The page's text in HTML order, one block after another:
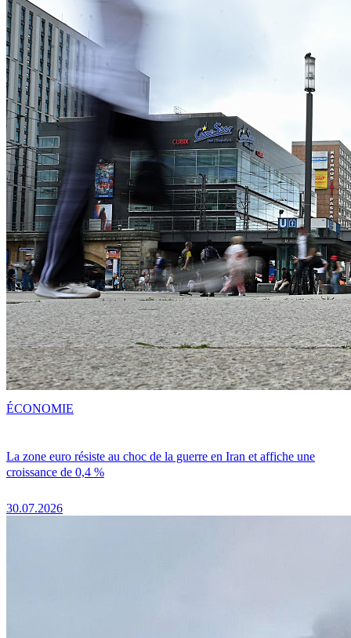
La zone euro résiste au choc de la guerre en Iran et affiche une
croissance de 0,4 %
30.07.2026
ÉCONOMIE